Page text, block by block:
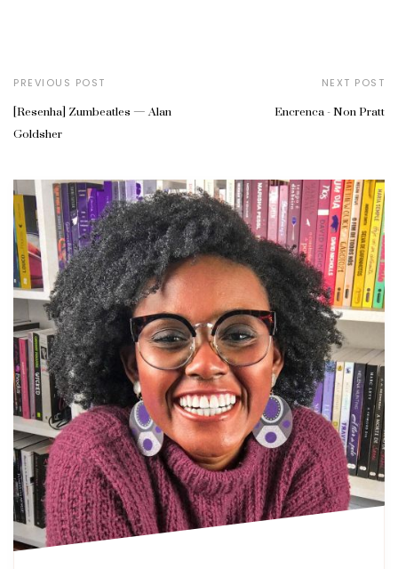
PREVIOUS POST
[Resenha] Zumbeatles — Alan
Goldsher
NEXT POST
Encrenca - Non Pratt